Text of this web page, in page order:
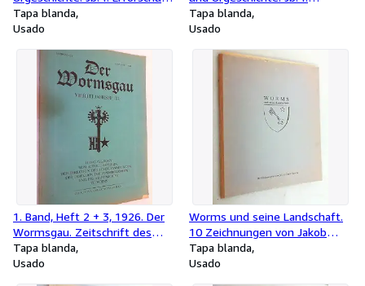
d. eiszeitl. Menschen u. s.
Zeitalters / Die Eiszeit. Zs. f.
Tapa blanda
Usado
Erforschung d. eiszeitl.
Menschen u. s. Zeitalters / Die
Eiszeitforschung.
Tapa blanda
Usado
1. Band, Heft 2 + 3, 1926. Der
Wormsgau. Zeitschrift des
Altertumsvereins der Direktion
der Städt. Sammlungen der
Tapa blanda
Usado
Worms und seine Landschaft.
10 Zeichnungen von Jakob
Deichelmann.
Tapa blanda
Usado